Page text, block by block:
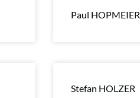
Paul HOPMEIER
Stefan HOLZER